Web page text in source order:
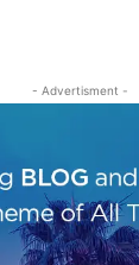
- Advertisment -